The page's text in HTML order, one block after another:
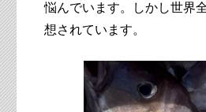
悩んでいます。しかし世界
想されています。